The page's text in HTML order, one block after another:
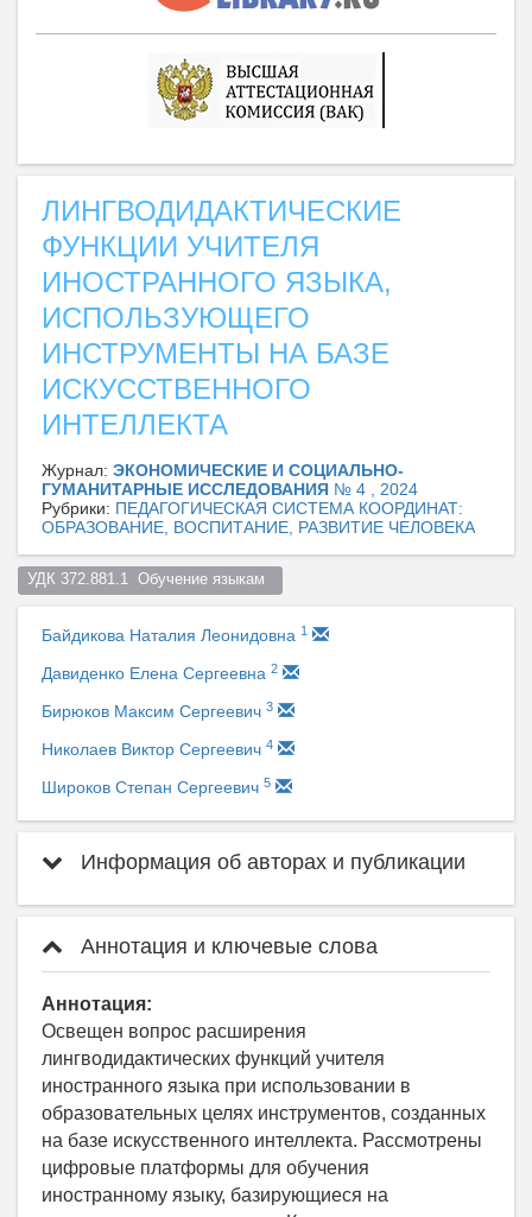
ЛИНГВОДИДАКТИЧЕСКИЕ
ФУНКЦИИ УЧИТЕЛЯ
ИНОСТРАННОГО ЯЗЫКА,
ИСПОЛЬЗУЮЩЕГО
ИНСТРУМЕНТЫ НА БАЗЕ
ИСКУССТВЕННОГО
ИНТЕЛЛЕКТА
Журнал: ЭКОНОМИЧЕСКИЕ И СОЦИАЛЬНО-
ГУМАНИТАРНЫЕ ИССЛЕДОВАНИЯ № 4 , 2024
Рубрики: ПЕДАГОГИЧЕСКАЯ СИСТЕМА КООРДИНАТ:
ОБРАЗОВАНИЕ, ВОСПИТАНИЕ, РАЗВИТИЕ ЧЕЛОВЕКА
УДК 372.881.1  Обучение языкам
Байдикова Наталия Леонидовна 1
Давиденко Елена Сергеевна 2
Бирюков Максим Сергеевич 3
Николаев Виктор Сергеевич 4
Широков Степан Сергеевич 5
Информация об авторах и публикации
Аннотация и ключевые слова
Аннотация:
Освещен вопрос расширения
лингводидактических функций учителя
иностранного языка при использовании в
образовательных целях инструментов, созданных
на базе искусственного интеллекта. Рассмотрены
цифровые платформы для обучения
иностранному языку, базирующиеся на